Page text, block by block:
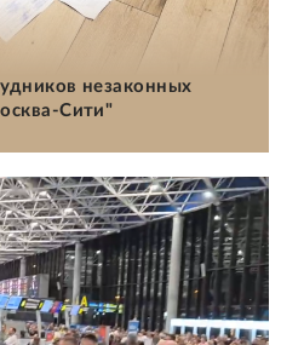
незаконных
Сити"